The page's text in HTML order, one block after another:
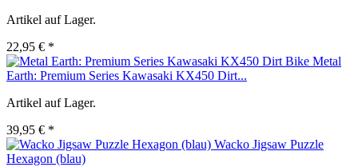
Artikel auf Lager.
22,95 € *
Metal
Earth: Premium Series Kawasaki KX450 Dirt...
Artikel auf Lager.
39,95 € *
Wacko Jigsaw Puzzle
Hexagon (blau)